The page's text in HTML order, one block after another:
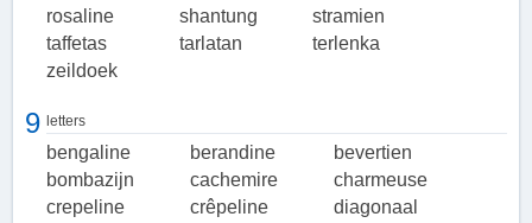
rosaline
shantung
stramien
taffetas
tarlatan
terlenka
zeildoek
9 letters
bengaline berandine
bevertien
bombazijn
cachemire
charmeuse
crepeline
crêpeline
diagonaal